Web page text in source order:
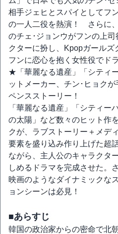
相手ジェヒとスパイとしてフ
の一人二役を熱演！ さらに
のチェ･ジョンウがフンの上
クターに扮し、Kpopガールズ
フンに恋心を抱く女性役でド
★「華麗なる遺産」「シティ
ットメーカー、チン･ヒョク
ペンスストーリー！
「華麗なる遺産」「シティー
の太陽」など数々のヒット作
クが、ラブストーリー＋メデ
要素を盛り込み作り上げた
ながら、主人公のキャラクタ
しめるドラマを完成させた。
映画のようなダイナミックな
ョンシーンは必見！
■あらすじ
韓国の政治家からの密命で北